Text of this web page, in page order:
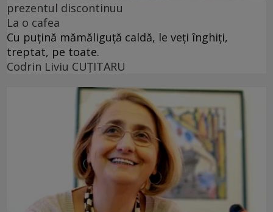
prezentul discontinuu
La o cafea
Cu puţină mămăliguţă caldă, le veţi înghiţi,
treptat, pe toate.
Codrin Liviu CUŢITARU